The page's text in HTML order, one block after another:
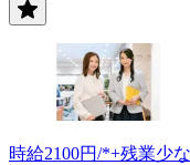
時給2100円/*+残業少